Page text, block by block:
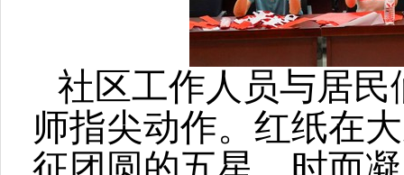
社区工作人员与居
师指尖动作。红纸在